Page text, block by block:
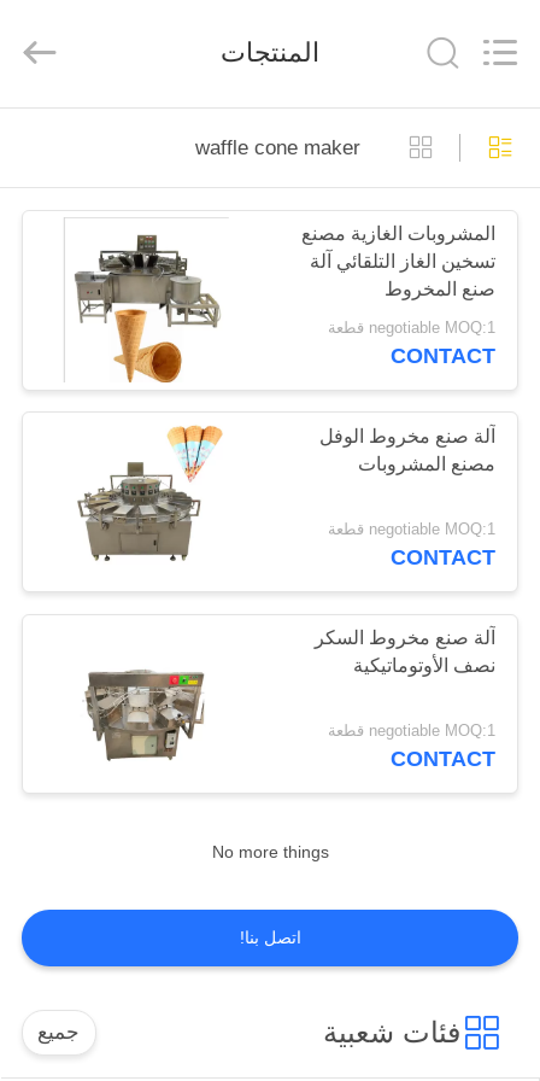
الصفحة
الرئيسية
منتجات
معلومات
جولة
المعمل
مراقبة
الجودة
اتصل
خريطة
PRIVACY
Enterprise
Management
All
Reserved.
المنتجات
waffle cone maker
المشروبات الغازية مصنع
تسخين الغاز التلقائي آلة
صنع المخروط
negotiable MOQ:1 قطعة
CONTACT
آلة صنع مخروط الوفل
مصنع المشروبات
negotiable MOQ:1 قطعة
CONTACT
آلة صنع مخروط السكر
نصف الأوتوماتيكية
negotiable MOQ:1 قطعة
CONTACT
No more things
اتصل بنا!
فئات شعبية جميع